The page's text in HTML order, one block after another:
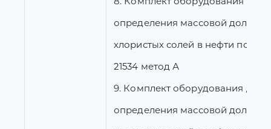
определения массовой доли
хлористых солей в нефти по
21534 метод А
9. Комплект оборудования для
определения массовой доли